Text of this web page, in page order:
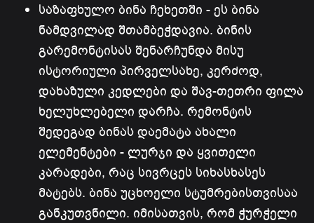
საზაფხულო ბინა ჩეხეთში - ეს ბინა
ნამდვილად შთამბეჭდავია. ბინის
გარემონტისას შენარჩუნდა მისუ
ისტორიული პირველსახე, კერძოდ,
დახაზული კედლები და შავ-თეთრი ფილა
ხელუხლებელი დარჩა. რემონტის
შედეგად ბინას დაემატა ახალი
ელემენტები - ლურჯი და ყვითელი
კარადები, რაც სივრცეს სიხასხასეს
მატებს. ბინა უცხოელი სტუმრებისთვისაა
განკუთვნილი. იმისათვის, რომ ჭურჭელი